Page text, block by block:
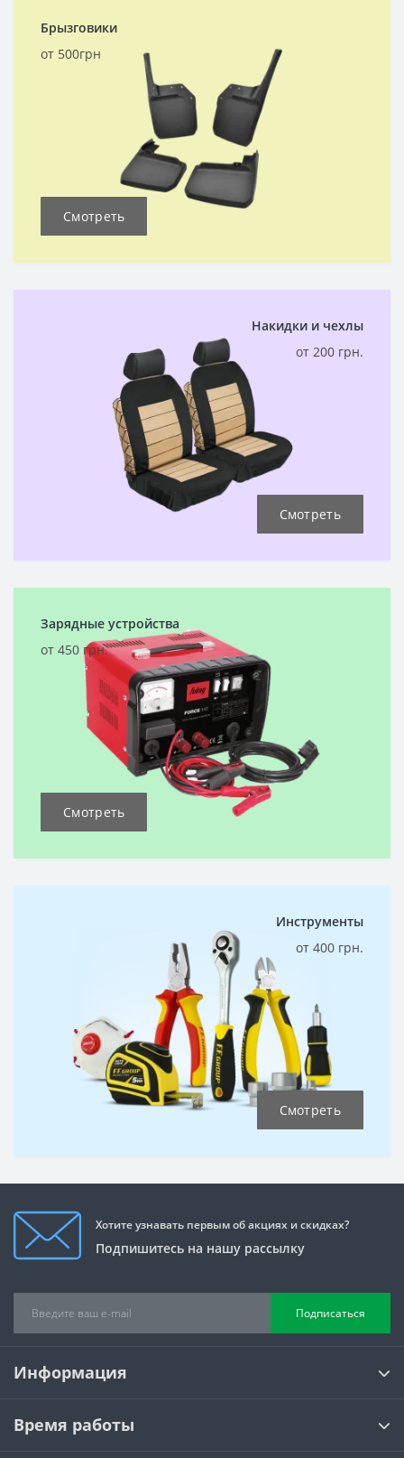
Брызговики
от 500грн
Смотреть
Накидки и чехлы
от 200 грн.
Смотреть
Зарядные устройства
от 450 грн.
Смотреть
Инструменты
от 400 грн.
Смотреть
Хотите узнавать первым об акциях и скидках?
Подпишитесь на нашу рассылку
Подписаться
Информация
Время работы